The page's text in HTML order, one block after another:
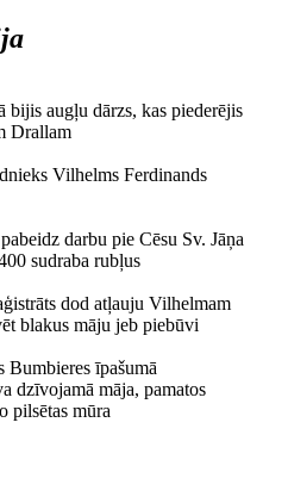
bijis augļu dārzs, kas piederējis
Drallam
Vilhelms Ferdinands
darbu pie Cēsu Sv. Jāņa
sudraba rubļus
dod atļauju Vilhelmam
blakus māju jeb piebūvi
Bumbieres īpašumā
dzīvojamā māja, pamatos
pilsētas mūra